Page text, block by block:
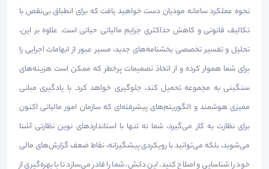
نحوه عملکرد سامانه مودیان دست خواهید یافت که برای انطباق بی‌نقص با
تکالیف قانونی و کاهش حداکثری جرایم مالیاتی حیاتی است. علاوه بر این،
تحلیل و تفسیر تخصصی بخشنامه‌های جدید، مسیر عبور از ابهامات اجرایی را
برای شما هموار کرده و از اتخاذ تصمیمات پرخطر که ممکن است هزینه‌های
سنگینی به مجموعه تحمیل کند، جلوگیری خواهد کرد. با یادگیری مبانی
ممیزی هوشمند و الگوریتم‌های پیشرفته‌ای که سازمان امور مالیاتی اکنون
برای نظارت به کار می‌گیرد، شما نه تنها با استانداردهای نوین نظارتی آشنا
می‌شوید، بلکه می‌توانید با رویکردی پیشگیرانه، نقاط ضعف گزارش‌های مالی
خود را شناسایی و اصلاح کنید. این دانش، شما را قادر می‌سازد تا با بهره‌گیری از